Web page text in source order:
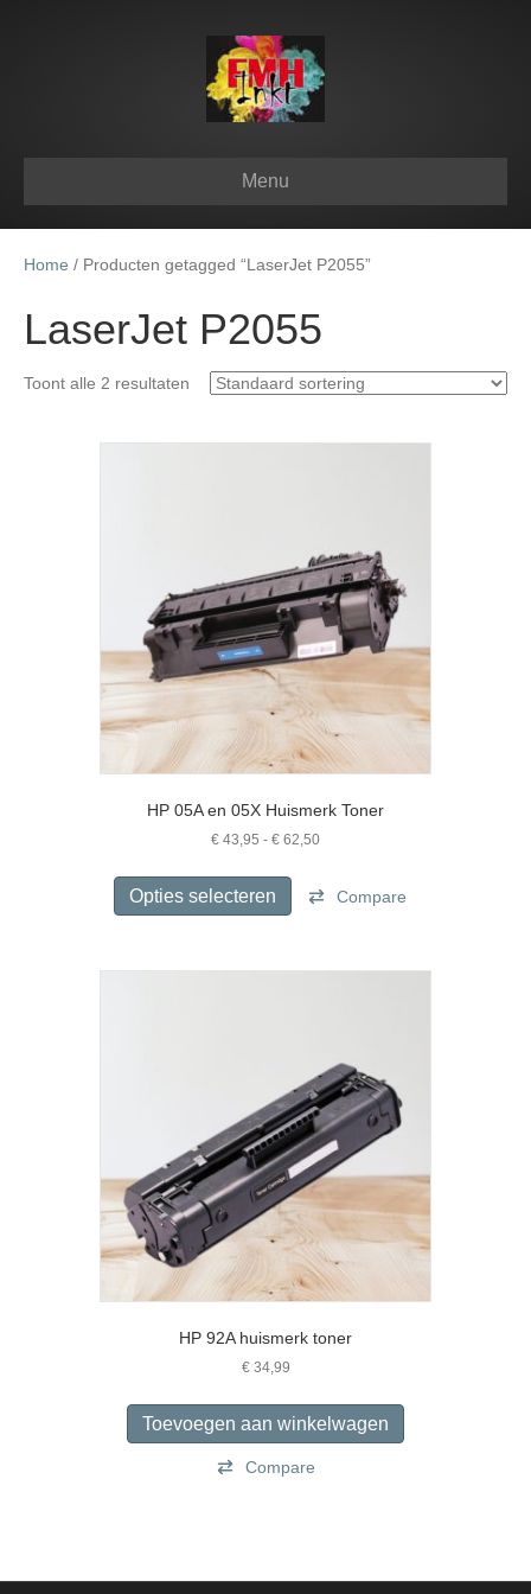
Menu
Home / Producten getagged “LaserJet P2055”
LaserJet P2055
Toont alle 2 resultaten
HP 05A en 05X Huismerk Toner
€ 43,95 - € 62,50Prijsklasse:
€ 62,50
Opties selecteren
product
worden
op
de
productpagina
Compare
HP 92A huismerk toner
€34,99
Toevoegen aan winkelwagen
Compare